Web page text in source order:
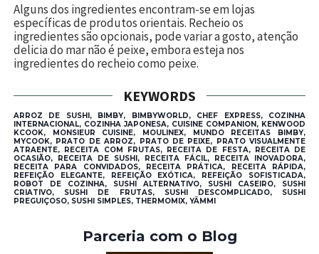
Alguns dos ingredientes encontram-se em lojas
específicas de produtos orientais. Recheio os
ingredientes são opcionais, pode variar a gosto, atenção
delicia do mar não é peixe, embora esteja nos
ingredientes do recheio como peixe.
KEYWORDS
ARROZ DE SUSHI, BIMBY, BIMBYWORLD, CHEF EXPRESS, COZINHA
INTERNACIONAL, COZINHA JAPONESA, CUISINE COMPANION, KENWOOD
KCOOK, MONSIEUR CUISINE, MOULINEX, MUNDO RECEITAS BIMBY,
MYCOOK, PRATO DE ARROZ, PRATO DE PEIXE, PRATO VISUALMENTE
ATRAENTE, RECEITA COM FRUTAS, RECEITA DE FESTA, RECEITA DE
OCASIÃO, RECEITA DE SUSHI, RECEITA FÁCIL, RECEITA INOVADORA,
RECEITA PARA CONVIDADOS, RECEITA PRÁTICA, RECEITA RÁPIDA,
REFEIÇÃO ELEGANTE, REFEIÇÃO EXÓTICA, REFEIÇÃO SOFISTICADA,
ROBOT DE COZINHA, SUSHI ALTERNATIVO, SUSHI CASEIRO, SUSHI
CRIATIVO, SUSHI DE FRUTAS, SUSHI DESCOMPLICADO, SUSHI
PREGUIÇOSO, SUSHI SIMPLES, THERMOMIX, YÄMMI
Parceria com o Blog